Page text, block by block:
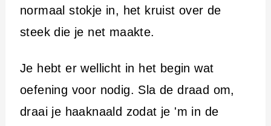
normaal stokje in, het kruist over de
steek die je net maakte.
Je hebt er wellicht in het begin wat
oefening voor nodig. Sla de draad om,
draai je haaknaald zodat je 'm in de